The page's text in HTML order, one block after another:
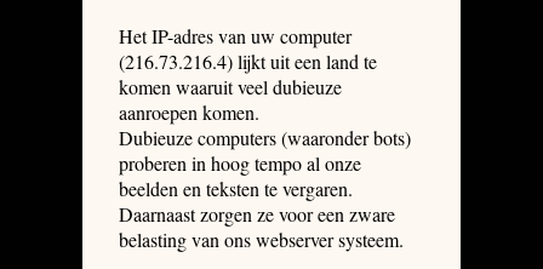
Het IP-adres van uw computer
(216.73.216.4) lijkt uit een land te
komen waaruit veel dubieuze
aanroepen komen.
Dubieuze computers (waaronder bots)
proberen in hoog tempo al onze
beelden en teksten te vergaren.
Daarnaast zorgen ze voor een zware
belasting van ons webserver systeem.